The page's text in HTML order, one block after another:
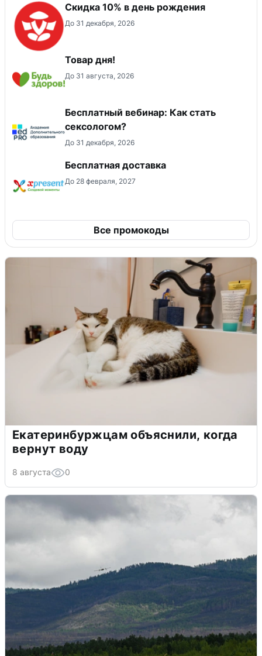
Скидка 10% в день рождения
До 31 декабря, 2026
Товар дня!
До 31 августа, 2026
Бесплатный вебинар: Как стать
сексологом?
До 31 декабря, 2026
Бесплатная доставка
До 28 февраля, 2027
Все промокоды
Екатеринбуржцам объяснили, когда
вернут воду
8 августа 0